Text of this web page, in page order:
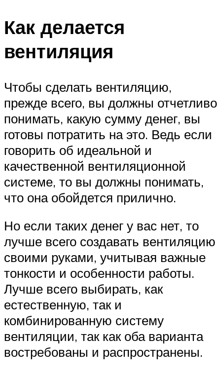
Как делается
вентиляция
Чтобы сделать вентиляцию,
прежде всего, вы должны отчетливо
понимать, какую сумму денег, вы
готовы потратить на это. Ведь если
говорить об идеальной и
качественной вентиляционной
системе, то вы должны понимать,
что она обойдется прилично.
Но если таких денег у вас нет, то
лучше всего создавать вентиляцию
своими руками, учитывая важные
тонкости и особенности работы.
Лучше всего выбирать, как
естественную, так и
комбинированную систему
вентиляции, так как оба варианта
востребованы и распространены.